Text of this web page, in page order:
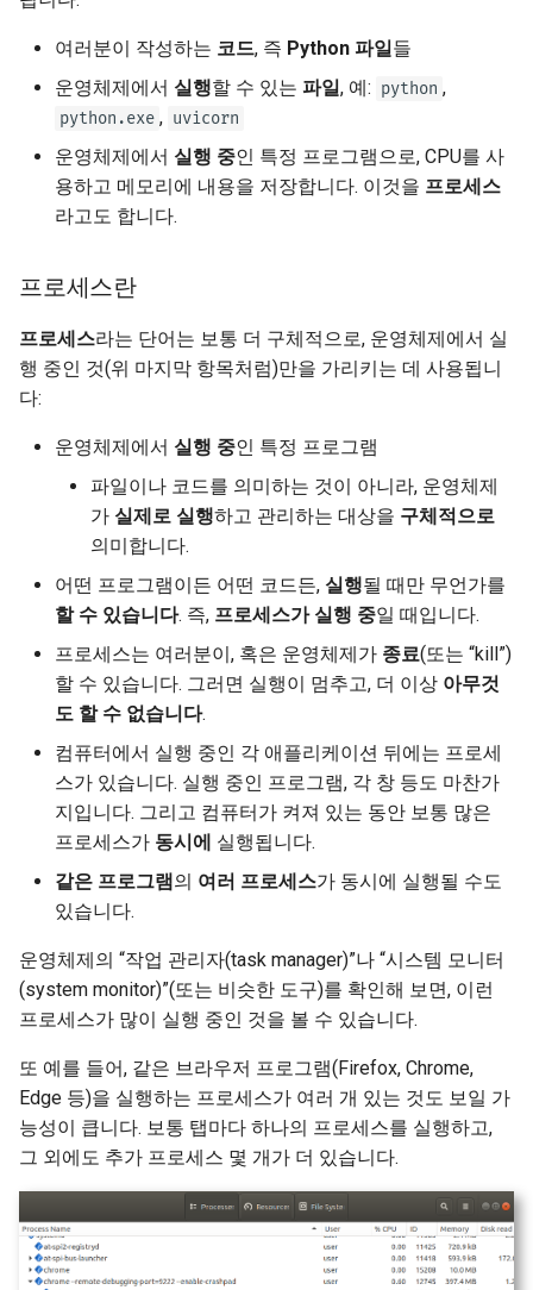
여러분이 작성하는 코드, 즉 Python 파일들
운영체제에서 실행할 수 있는 파일, 예: python ,
python.exe , uvicorn
운영체제에서 실행 중인 특정 프로그램으로, CPU를 사
용하고 메모리에 내용을 저장합니다. 이것을 프로세스
라고도 합니다.
프로세스란
프로세스라는 단어는 보통 더 구체적으로, 운영체제에서 실
행 중인 것(위 마지막 항목처럼)만을 가리키는 데 사용됩니
다:
운영체제에서 실행 중인 특정 프로그램
파일이나 코드를 의미하는 것이 아니라, 운영체제
가 실제로 실행하고 관리하는 대상을 구체적으로
의미합니다.
어떤 프로그램이든 어떤 코드든, 실행될 때만 무언가를
할 수 있습니다. 즉, 프로세스가 실행 중일 때입니다.
프로세스는 여러분이, 혹은 운영체제가 종료(또는 “kill”)
할 수 있습니다. 그러면 실행이 멈추고, 더 이상 아무것
도 할 수 없습니다.
컴퓨터에서 실행 중인 각 애플리케이션 뒤에는 프로세
스가 있습니다. 실행 중인 프로그램, 각 창 등도 마찬가
지입니다. 그리고 컴퓨터가 켜져 있는 동안 보통 많은
프로세스가 동시에 실행됩니다.
같은 프로그램의 여러 프로세스가 동시에 실행될 수도
있습니다.
운영체제의 “작업 관리자(task manager)”나 “시스템 모니터
(system monitor)”(또는 비슷한 도구)를 확인해 보면, 이런
프로세스가 많이 실행 중인 것을 볼 수 있습니다.
또 예를 들어, 같은 브라우저 프로그램(Firefox, Chrome,
Edge 등)을 실행하는 프로세스가 여러 개 있는 것도 보일 가
능성이 큽니다. 보통 탭마다 하나의 프로세스를 실행하고,
그 외에도 추가 프로세스 몇 개가 더 있습니다.